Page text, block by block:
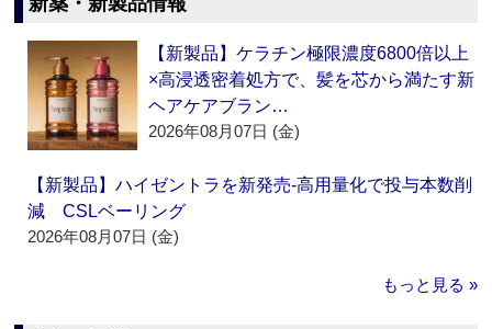
【新製品】ケラチン極限濃度6800倍以上
×高浸透密着処方で、髪を芯から満たす新
ヘアケアブラン…
2026年08月07日 (金)
【新製品】ハイゼントラを新発売‐高用量化で投与本数削
減 CSLベーリング
2026年08月07日 (金)
もっと見る »